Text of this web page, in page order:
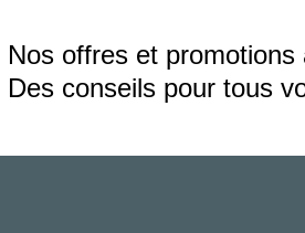
Nos offres et
Des conseils pour tous